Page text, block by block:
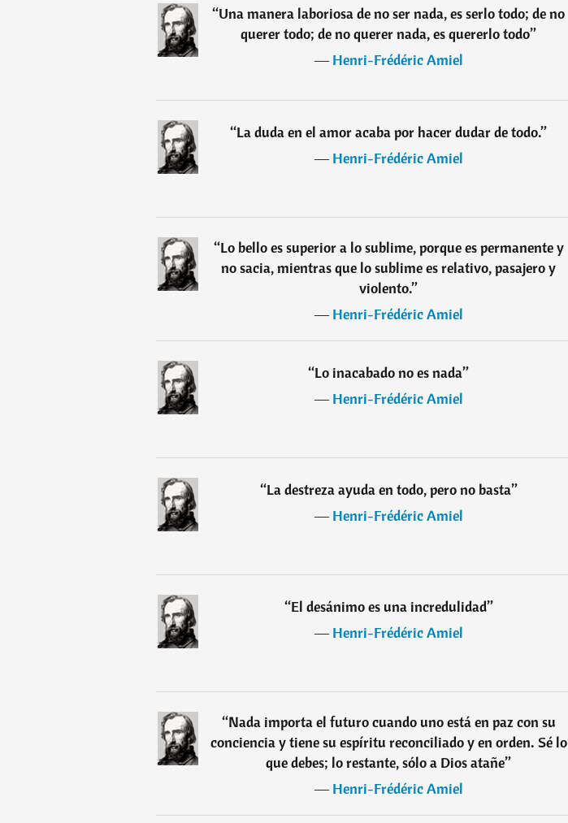
“Una manera laboriosa de no ser nada, es serlo todo; de no
querer todo; de no querer nada, es quererlo todo”
―Henri-Frédéric Amiel
“La duda en el amor acaba por hacer dudar de todo.”
―Henri-Frédéric Amiel
“Lo bello es superior a lo sublime, porque es permanente y
no sacia, mientras que lo sublime es relativo, pasajero y
violento.”
―Henri-Frédéric Amiel
“Lo inacabado no es nada”
―Henri-Frédéric Amiel
“La destreza ayuda en todo, pero no basta”
―Henri-Frédéric Amiel
“El desánimo es una incredulidad”
―Henri-Frédéric Amiel
“Nada importa el futuro cuando uno está en paz con su
conciencia y tiene su espíritu reconciliado y en orden. Sé lo
que debes; lo restante, sólo a Dios atañe”
―Henri-Frédéric Amiel